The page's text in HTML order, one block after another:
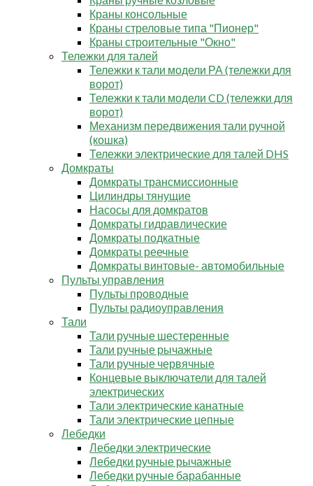
Краны консольные
Краны стреловые типа "Пионер"
Краны строительные "Окно"
Тележки для талей
Тележки к тали модели РА (тележки для
ворот)
Тележки к тали модели CD (тележки для
ворот)
Механизм передвижения тали ручной
(кошка)
Тележки электрические для талей DHS
Домкраты
Домкраты трансмиссионные
Цилиндры тянущие
Насосы для домкратов
Домкраты гидравлические
Домкраты подкатные
Домкраты реечные
Домкраты винтовые- автомобильные
Пульты управления
Пульты проводные
Пульты радиоуправления
Тали
Тали ручные шестеренные
Тали ручные рычажные
Тали ручные червячные
Концевые выключатели для талей
электрических
Тали электрические канатные
Тали электрические цепные
Лебедки
Лебедки электрические
Лебедки ручные рычажные
Лебедки ручные барабанные